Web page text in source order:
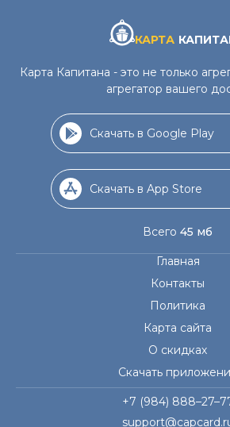
КАРТА
Карта Капитана - это не только
агрегатор вашего
Скачать в Google Play
Скачать в App Store
Всего 45 мб
Главная
Контакты
Политика
Карта сайта
О скидках
Скачать
+7 (984)